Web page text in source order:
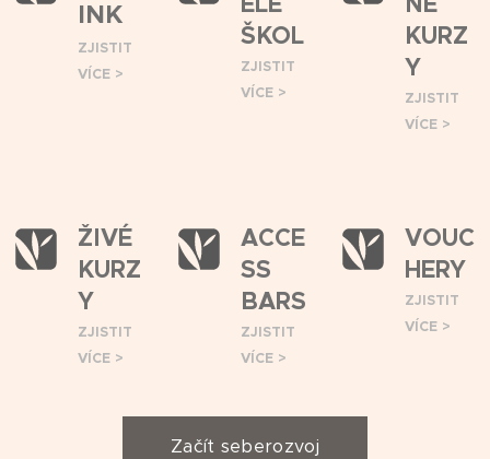
INK
ZJISTIT
VÍCE >
ŠKOL
ZJISTIT
VÍCE >
KURZ
Y
ZJISTIT
VÍCE >
ŽIVÉ
KURZ
Y
ZJISTIT
VÍCE >
ACCE
SS
BARS
ZJISTIT
VÍCE >
VOUC
HERY
ZJISTIT
VÍCE >
Začít seberozvoj